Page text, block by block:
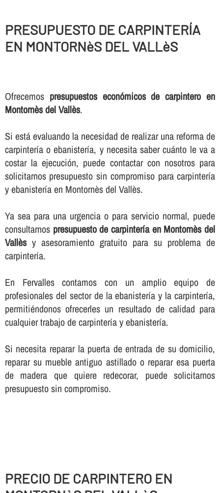
PRESUPUESTO DE CARPINTERÍ­A
EN MONTORNèS DEL VALLèS
Ofrecemos presupuestos económicos de carpintero en
Montornès del Vallès.
Si está evaluando la necesidad de realizar una reforma de
carpinterí­a o ebanisterí­a, y necesita saber cuánto le va a
costar la ejecución, puede contactar con nosotros para
solicitarnos presupuesto sin compromiso para carpinterí­a
y ebanisterí­a en Montornès del Vallès.
Ya sea para una urgencia o para servicio normal, puede
consultarnos presupuesto de carpinterí­a en Montornès del
Vallèsy asesoramiento gratuito para su problema de
carpinterí­a.
En Fervalles contamos con un amplio equipo de
profesionales del sector de la ebanisterí­a y la carpinterí­a,
permitiéndonos ofrecerles un resultado de calidad para
cualquier trabajo de carpinterí­a y ebanisterí­a.
Si necesita reparar la puerta de entrada de su domicilio,
reparar su mueble antiguo astillado o reparar esa puerta
de madera que quiere redecorar, puede solicitarnos
presupuesto sin compromiso.
PRECIO DE CARPINTERO EN